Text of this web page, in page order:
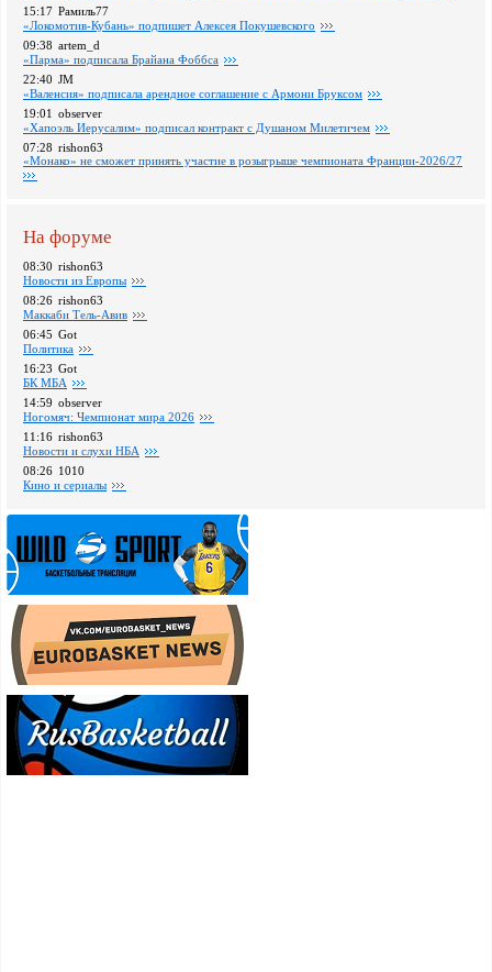
15:17 Рамиль77
«Локомотив-Кубань» подпишет Алексея Покушевского
09:38 artem_d
«Парма» подписала Брайана Фоббса
22:40 JM
«Валенсия» подписала арендное соглашение с Армони Бруксом
19:01 observer
«Хапоэль Иерусалим» подписал контракт с Душаном Милетичем
07:28 rishon63
«Монако» не сможет принять участие в розыгрыше чемпионата Франции-2026/27
На форуме
08:30 rishon63
Новости из Европы
08:26 rishon63
Маккаби Тель-Авив
06:45 Got
Политика
16:23 Got
БК МБА
14:59 observer
Ногомяч: Чемпионат мира 2026
11:16 rishon63
Новости и слухи НБА
08:26 1010
Кино и сериалы